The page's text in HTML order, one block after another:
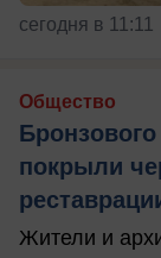
сегодня в 11:11
Общество
покрыли
Жители и